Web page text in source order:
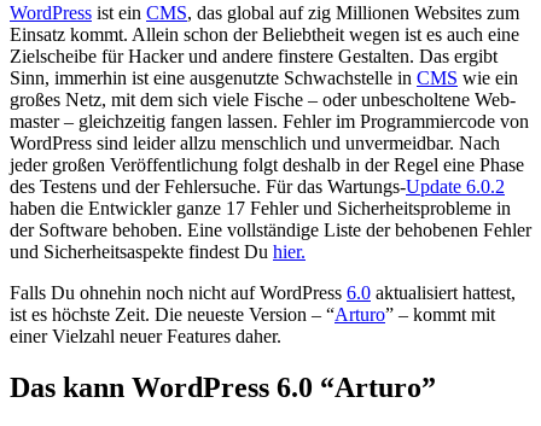
Word­Press ist ein CMS, das glo­bal auf zig Mil­lio­nen Web­sites zum
Ein­satz kommt. Allein schon der Beliebt­heit wegen ist es auch eine
Ziel­schei­be für Hacker und ande­re fins­te­re Gestal­ten. Das ergibt
Sinn, immer­hin ist eine aus­ge­nutz­te Schwach­stel­le in CMS wie ein
gro­ßes Netz, mit dem sich vie­le Fische – oder unbe­schol­te­ne Web­
mas­ter – gleich­zei­tig fan­gen las­sen. Feh­ler im Pro­gram­mier­code von
Word­Press sind lei­der all­zu mensch­lich und unver­meid­bar. Nach
jeder gro­ßen Ver­öf­fent­li­chung folgt des­halb in der Regel eine Pha­se
des Tes­tens und der Feh­ler­su­che. Für das War­tungs-Update 6.0.2
haben die Ent­wick­ler gan­ze 17 Feh­ler und Sicher­heits­pro­ble­me in
der Soft­ware beho­ben. Eine voll­stän­di­ge Lis­te der beho­be­nen Feh­ler
und Sicher­heits­aspek­te fin­dest Du hier.
Falls Du ohne­hin noch nicht auf Word­Press 6.0 aktua­li­siert hat­test,
ist es höchs­te Zeit. Die neu­es­te Ver­si­on – “Arturo” – kommt mit
einer Viel­zahl neu­er Fea­tures daher.
Das kann Word­Press 6.0 “Arturo”